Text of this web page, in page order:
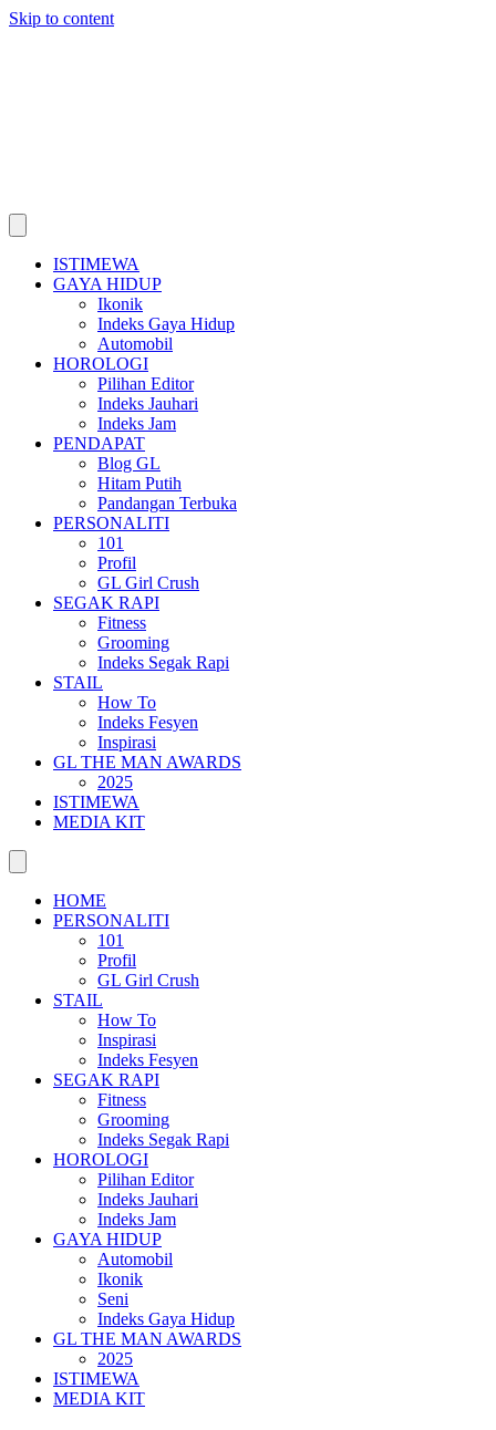
Skip to content
ISTIMEWA
GAYA HIDUP
Ikonik
Indeks Gaya Hidup
Automobil
HOROLOGI
Pilihan Editor
Indeks Jauhari
Indeks Jam
PENDAPAT
Blog GL
Hitam Putih
Pandangan Terbuka
PERSONALITI
101
Profil
GL Girl Crush
SEGAK RAPI
Fitness
Grooming
Indeks Segak Rapi
STAIL
How To
Indeks Fesyen
Inspirasi
GL THE MAN AWARDS
2025
ISTIMEWA
MEDIA KIT
HOME
PERSONALITI
101
Profil
GL Girl Crush
STAIL
How To
Inspirasi
Indeks Fesyen
SEGAK RAPI
Fitness
Grooming
Indeks Segak Rapi
HOROLOGI
Pilihan Editor
Indeks Jauhari
Indeks Jam
GAYA HIDUP
Automobil
Ikonik
Seni
Indeks Gaya Hidup
GL THE MAN AWARDS
2025
ISTIMEWA
MEDIA KIT